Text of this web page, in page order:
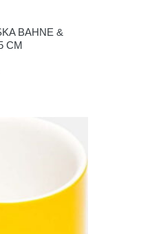
BAHNE &
CM